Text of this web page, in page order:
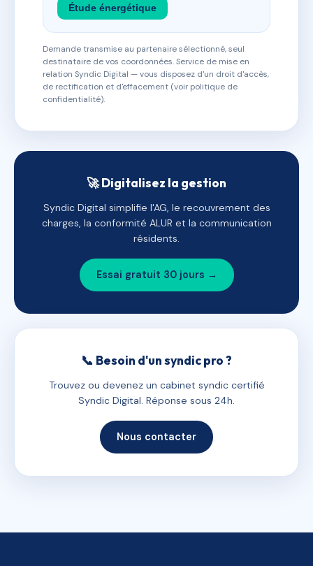
Étude énergétique
Demande transmise au partenaire sélectionné, seul
destinataire de vos coordonnées. Service de mise en
relation Syndic Digital — vous disposez d'un droit d'accès,
de rectification et d'effacement (voir politique de
confidentialité).
🚀 Digitalisez la gestion
Syndic Digital simplifie l'AG, le recouvrement des
charges, la conformité ALUR et la communication
résidents.
Essai gratuit 30 jours →
📞 Besoin d'un syndic pro ?
Trouvez ou devenez un cabinet syndic certifié
Syndic Digital. Réponse sous 24h.
Nous contacter